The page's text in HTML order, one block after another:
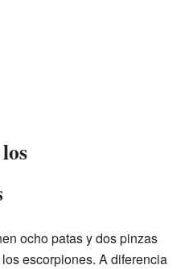
ocho patas y dos pinzas
escorpiones. A diferencia